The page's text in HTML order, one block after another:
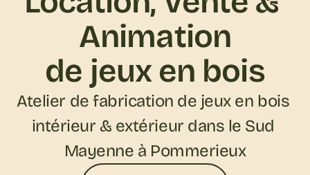
Animation
de jeux en bois
Atelier de fabrication de jeux en bois
intérieur & extérieur dans le Sud
Mayenne à Pommerieux